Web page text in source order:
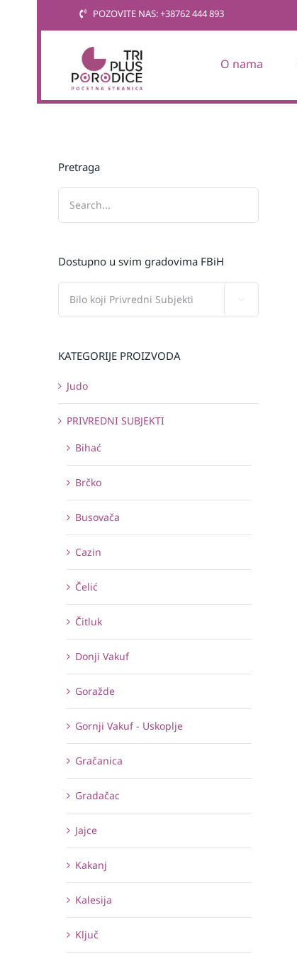
POZOVITE NAS: +38762 444 893
O nama
Pretraga
Dostupno u svim gradovima FBiH
KATEGORIJE PROIZVODA
Judo
PRIVREDNI SUBJEKTI
Bihać
Brčko
Busovača
Cazin
Čelić
Čitluk
Donji Vakuf
Goražde
Gornji Vakuf - Uskoplje
Gračanica
Gradačac
Jajce
Kakanj
Kalesija
Ključ